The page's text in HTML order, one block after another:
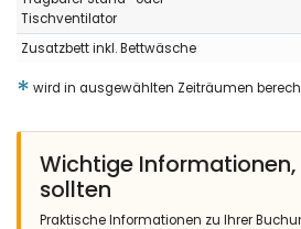
Familien mit kleinen Kindern - April 2014 -
Villa met een schitterende tuin.
Schitterende terrassen met een super
Paradijs op aarde.
Fantastische vakantievilla gelegen in
omgeving. De sfeer van de villa en de
Tischventilator
Zusatzbett inkl. Bettwäsche
* wird in ausgewählten Zeiträumen
Wichtige Informationen,
sollten
Praktische Informationen zu Ihrer